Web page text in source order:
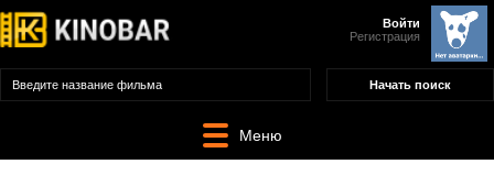
Войти
Регистрация
Меню